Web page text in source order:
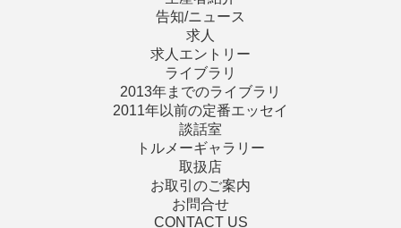
告知/ニュース
求人
求人エントリー
ライブラリ
2013年までのライブラリ
2011年以前の定番エッセイ
談話室
トルメーギャラリー
取扱店
お取引のご案内
お問合せ
CONTACT US